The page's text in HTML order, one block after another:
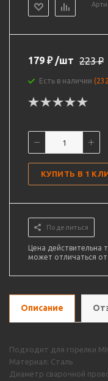
179 ₽ /шт 223₽
Есть в наличии
КУПИТЬ В 1
Поделиться
Цена действительна
может отличаться
Описание
Подходит для горелки
Материал: Сталь
Диаметр сварочной